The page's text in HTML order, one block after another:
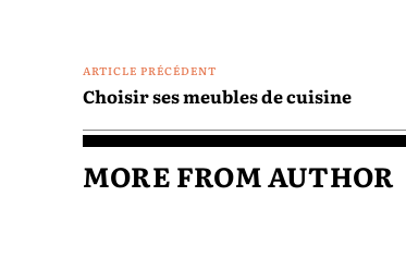
ARTICLE PRÉCÉDENT
Choisir ses meubles de cuisine
MORE FROM AUTHOR